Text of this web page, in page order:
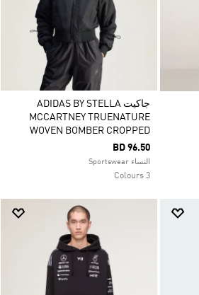
جاكيت ADIDAS BY STELLA
MCCARTNEY TRUENATURE
WOVEN BOMBER CROPPED
BD 96.50
النساء Sportswear
3 Colours